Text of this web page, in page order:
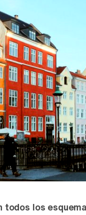
todos los